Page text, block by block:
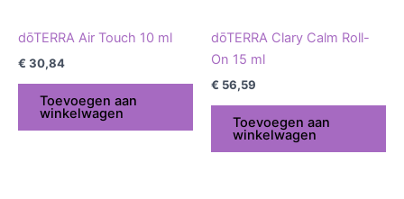
dōTERRA Air Touch 10 ml
€ 30,84
Toevoegen aan
winkelwagen
dōTERRA Clary Calm Roll-
On 15 ml
€ 56,59
Toevoegen aan
winkelwagen